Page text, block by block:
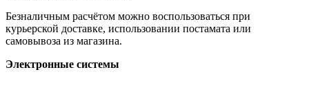
Безналичным расчётом можно воспользоваться при
курьерской доставке, использовании постамата или
самовывоза из магазина.
Электронные системы